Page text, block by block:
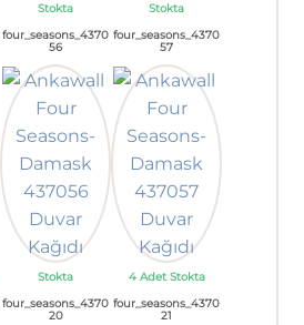
Stokta
Stokta
four_seasons_4370
56
Stokta
four_seasons_4370
57
4 Adet Stokta
four_seasons_4370
20
four_seasons_4370
21